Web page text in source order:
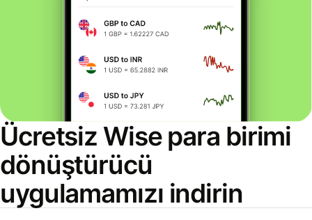
Ücretsiz Wise para birimi
dönüştürücü
uygulamamızı indirin